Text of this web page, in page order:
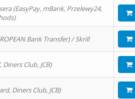
(EasyPay, mBank, Przelewy24,
Bank Transfer) / Skrill
Club, JCB)
Diners Club, JCB)